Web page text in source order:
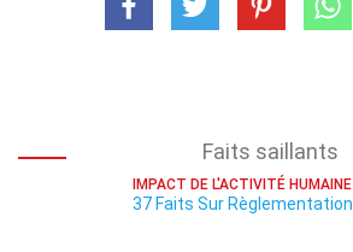
Faits saillants
IMPACT DE L'ACTIVITÉ HUMAINE
37 Faits Sur Règlementation